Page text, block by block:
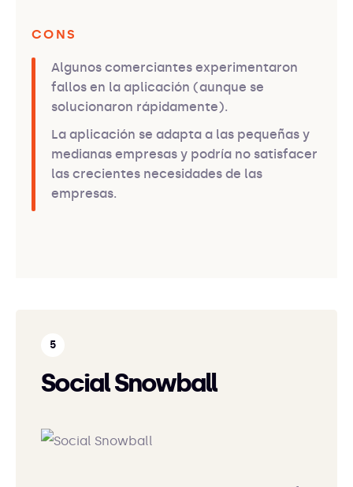
CONS
Algunos comerciantes experimentaron
fallos en la aplicación (aunque se
solucionaron rápidamente).
La aplicación se adapta a las pequeñas y
medianas empresas y podría no satisfacer
las crecientes necesidades de las
empresas.
Social Snowball